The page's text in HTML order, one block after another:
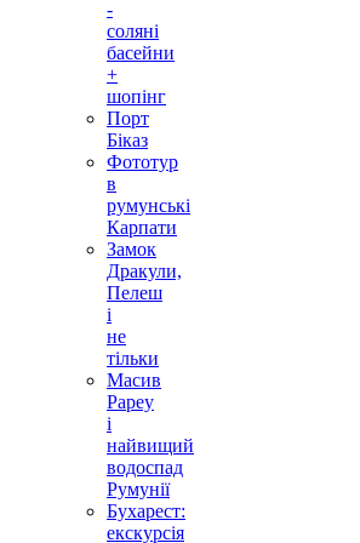
-
соляні
басейни
+
шопінг
Порт
Біказ
Фототур
в
румунські
Карпати
Замок
Дракули,
Пелеш
і
не
тільки
Масив
Рареу
і
найвищий
водоспад
Румунії
Бухарест:
екскурсія